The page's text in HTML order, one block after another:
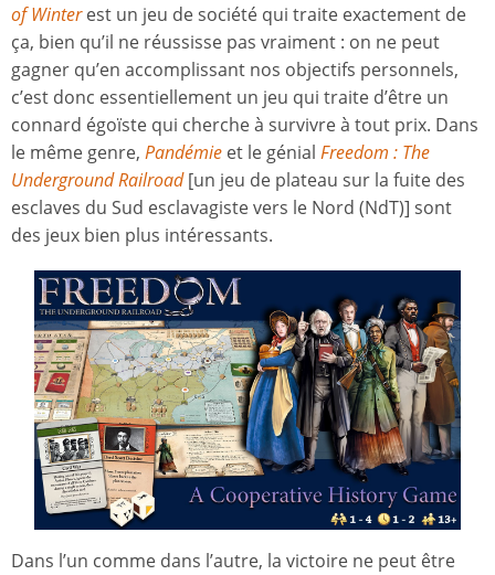
of Winterest un jeu de société qui traite exactement de
ça, bien qu’il ne réussisse pas vraiment : on ne peut
gagner qu’en accomplissant nos objectifs personnels,
c’est donc essentiellement un jeu qui traite d’être un
connard égoïste qui cherche à survivre à tout prix. Dans
le même genre, Pandémie et le génial Freedom : The
Underground Railroad[un jeu de plateau sur la fuite des
esclaves du Sud esclavagiste vers le Nord (NdT)] sont
des jeux bien plus intéressants.
Dans l’un comme dans l’autre, la victoire ne peut être